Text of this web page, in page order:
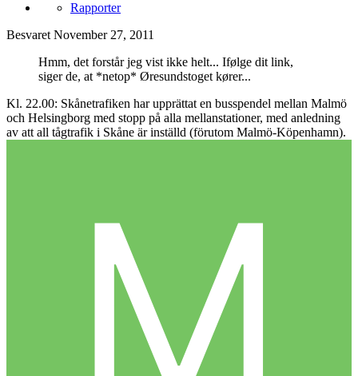
Rapporter
Besvaret November 27, 2011
Hmm, det forstår jeg vist ikke helt... Ifølge dit link,
siger de, at *netop* Øresundstoget kører...
Kl. 22.00: Skånetrafiken har upprättat en busspendel mellan Malmö
och Helsingborg med stopp på alla mellanstationer, med anledning
av att all tågtrafik i Skåne är inställd (förutom Malmö-Köpenhamn).